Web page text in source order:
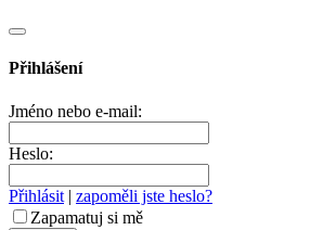
Přihlášení
Jméno nebo e-mail:
Heslo:
Přihlásit | zapoměli jste heslo?
Zapamatuj si mě